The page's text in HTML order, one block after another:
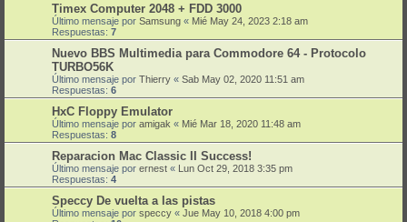
Timex Computer 2048 + FDD 3000
Último mensaje por Samsung « Mié May 24, 2023 2:18 am
Respuestas: 7
Nuevo BBS Multimedia para Commodore 64 - Protocolo
TURBO56K
Último mensaje por Thierry « Sab May 02, 2020 11:51 am
Respuestas: 6
HxC Floppy Emulator
Último mensaje por amigak « Mié Mar 18, 2020 11:48 am
Respuestas: 8
Reparacion Mac Classic II Success!
Último mensaje por ernest « Lun Oct 29, 2018 3:35 pm
Respuestas: 4
Speccy De vuelta a las pistas
Último mensaje por speccy « Jue May 10, 2018 4:00 pm